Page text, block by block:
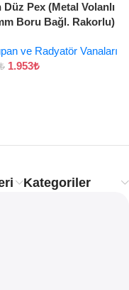
Düz Pex (Metal Volanlı
Boru Bağl. Rakorlu)
ve Radyatör Vanaları
₺ 1.953₺
Kategoriler